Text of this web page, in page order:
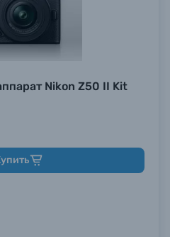
Nikon Z50 II Kit